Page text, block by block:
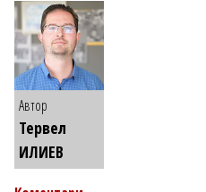
Автор
Тервел
ИЛИЕВ